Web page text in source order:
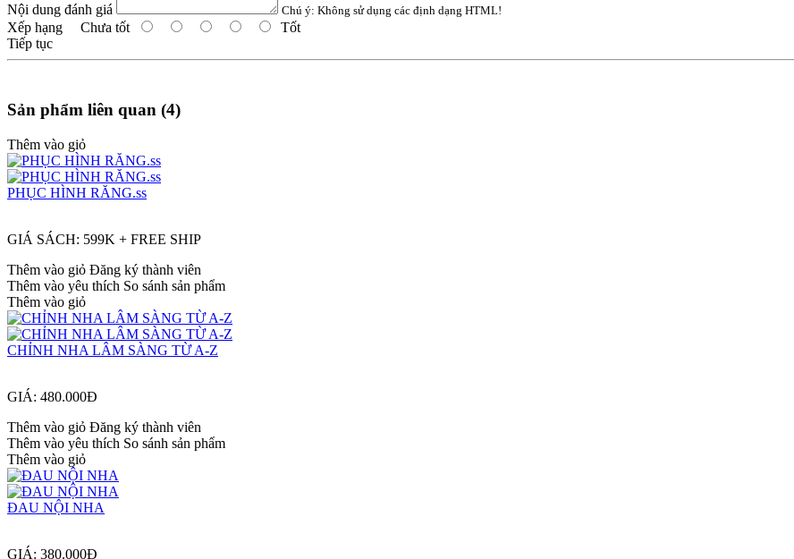
Nội dung đánh giá Chú ý: Không sử dụng các định dạng HTML!
Xếp hạng Chưa tốt
Tốt
Tiếp tục
Sản phẩm liên quan (4)
Thêm vào giỏ
PHỤC HÌNH RĂNG.ss
GIÁ SÁCH: 599K + FREE SHIP
Thêm vào giỏ Đăng ký thành viên
Thêm vào yêu thích So sánh sản phẩm
Thêm vào giỏ
CHỈNH NHA LÂM SÀNG TỪ A-Z
GIÁ: 480.000Đ
Thêm vào giỏ Đăng ký thành viên
Thêm vào yêu thích So sánh sản phẩm
Thêm vào giỏ
ĐAU NỘI NHA
GIÁ: 380.000Đ